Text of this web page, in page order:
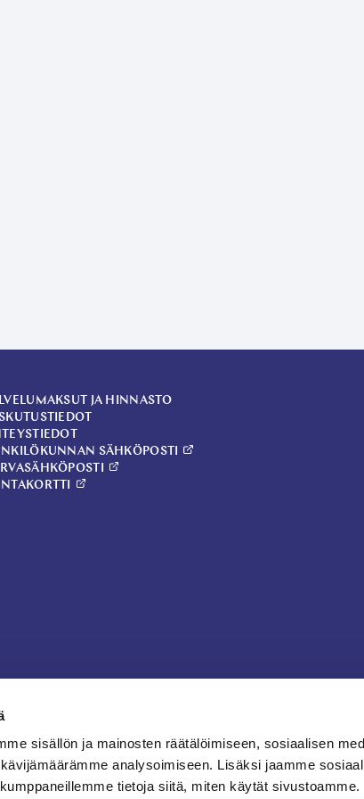
sisällön ja mainosten räätälöimiseen, sosiaalisen
analysoimiseen. Lisäksi jaamme
tietoja siitä, miten käytät sivustoamme.
JA HINNASTO
SÄHKÖPOSTI